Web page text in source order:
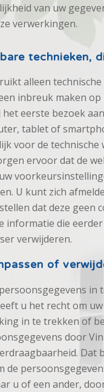
van uw
verwerkingen.
technieken,
alleen
inbreuk maken op
eerste bezoek
tablet of
voor de technische
ervoor dat de
U kunt zich
dat deze geen
informatie die
verwijderen.
of
in
u het recht om
in te trekken of
door
Dat
de
u of een ander,